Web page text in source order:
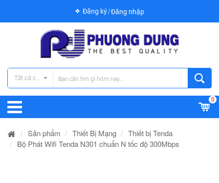
Đăng ký Đăng nhập
Tất cả các danh mục
0
Sản phẩm Thiết Bị Mạng
Thiết bị Tenda
Bộ Phát Wifi Tenda N301 chuẩn N tốc độ 300Mbps